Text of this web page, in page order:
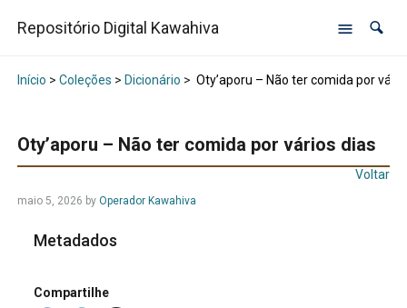
Repositório Digital Kawahiva
Início > Coleções > Dicionário > Oty’aporu – Não ter comida por
Oty’aporu – Não ter comida por vários dias
Voltar
maio 5, 2026 by Operador Kawahiva
Metadados
Compartilhe